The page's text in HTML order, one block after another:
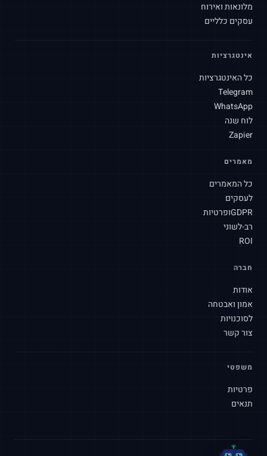
מלונאות ואירוח
עסקים כלליים
אינטגרציות
כל האינטגרציות
Telegram
WhatsApp
לוח שנה
Zapier
מאמרים
כל המאמרים
לעסקים
GDPRופרטיות
רב-לשוני
ROI
חברה
אודות
אמון ואבטחה
לסוכנויות
צור קשר
משפטי
פרטיות
תנאים
SLAtech Bot